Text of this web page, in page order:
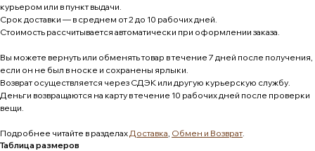
курьером или в пункт выдачи.
Срок доставки — в среднем от 2 до 10 рабочих дней.
Стоимость рассчитывается автоматически при оформлении заказа.
Вы можете вернуть или обменять товар в течение 7 дней после получения,
если он не был в носке и сохранены ярлыки.
Возврат осуществляется через СДЭК или другую курьерскую службу.
Деньги возвращаются на карту в течение 10 рабочих дней после проверки
вещи.
Подробнее читайте в разделах Доставка Обмен и Возврат.
Таблица размеров